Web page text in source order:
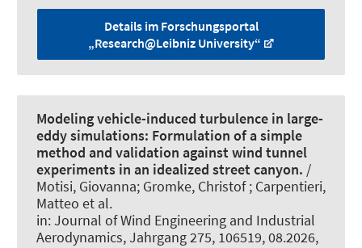
Details im Forschungsportal
„Research@Leibniz University“
Modeling vehicle-induced turbulence in large-
eddy simulations: Formulation of a simple
method and validation against wind tunnel
experiments in an idealized street canyon. /
Motisi, Giovanna; Gromke, Christof ; Carpentieri,
Matteo et al.
in:Journal of Wind Engineering and Industrial
Aerodynamics, Jahrgang 275, 106519, 08.2026,